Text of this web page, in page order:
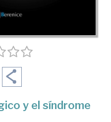
y el síndrome